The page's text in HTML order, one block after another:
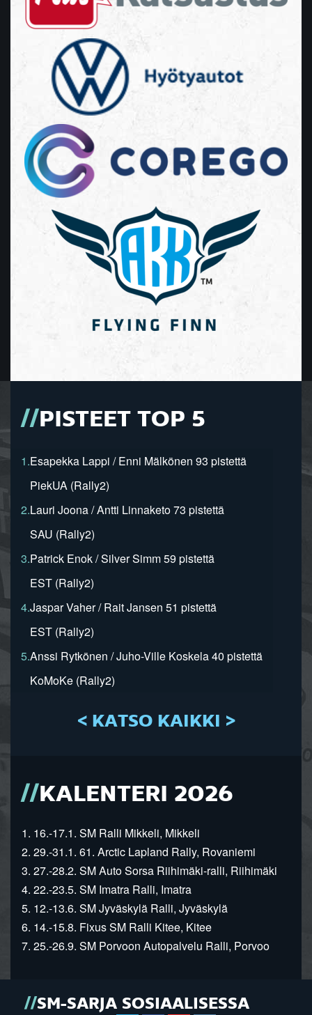
PISTEET TOP 5
1.Esapekka Lappi / Enni Mälkönen 93 pistettä
PiekUA (Rally2)
2.Lauri Joona / Antti Linnaketo 73 pistettä
SAU (Rally2)
3.Patrick Enok / Silver Simm 59 pistettä
EST (Rally2)
4.Jaspar Vaher / Rait Jansen 51 pistettä
EST (Rally2)
5.Anssi Rytkönen / Juho-Ville Koskela 40 pistettä
KoMoKe (Rally2)
< KATSO KAIKKI >
KALENTERI 2026
1. 16.-17.1. SM Ralli Mikkeli, Mikkeli
2. 29.-31.1. 61. Arctic Lapland Rally, Rovaniemi
3. 27.-28.2. SM Auto Sorsa Riihimäki-ralli, Riihimäki
4. 22.-23.5. SM Imatra Ralli, Imatra
5. 12.-13.6. SM Jyväskylä Ralli, Jyväskylä
6. 14.-15.8. Fixus SM Ralli Kitee, Kitee
7. 25.-26.9. SM Porvoon Autopalvelu Ralli, Porvoo
SM-SARJA SOSIAALISESSA